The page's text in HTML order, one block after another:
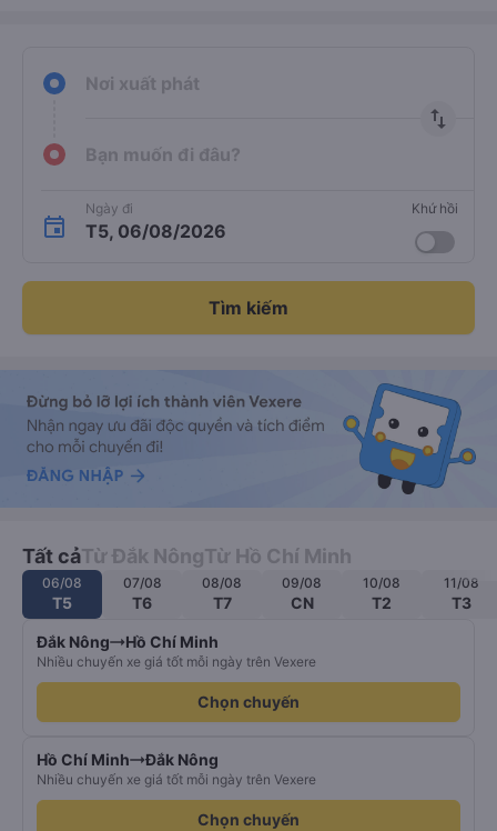
Nơi xuất phát
import_export
Bạn muốn đi đâu?
Ngày đi
T5, 06/08/2026
Khứ hồi
Tìm kiếm
Tất cảTừ Đắk NôngTừ Hồ Chí Minh
06/08
T5
07/08
T6
08/08
T7
09/08
CN
10/08
T2
11/08
T3
Đắk Nông Hồ Chí Minh
Nhiều chuyến xe giá tốt mỗi ngày trên Vexere
Chọn chuyến
Hồ Chí Minh Đắk Nông
Nhiều chuyến xe giá tốt mỗi ngày trên Vexere
Chọn chuyến